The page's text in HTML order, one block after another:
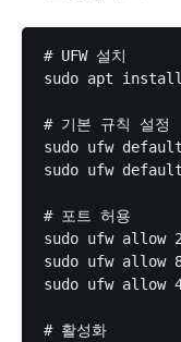
# UFW 설치
sudo apt
# 기본 규칙 설정
sudo ufw
sudo ufw
# 포트 허용
sudo ufw allow
sudo ufw allow
sudo ufw allow
# 활성화